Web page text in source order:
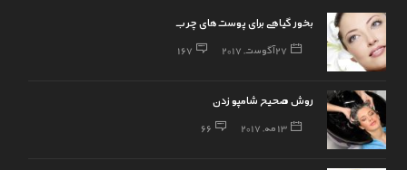
بخور گیاهی برای پوست‌های چرب
27 آگوست, 2017 167
روش صحیح شامپو زدن
13 مه, 2017 66